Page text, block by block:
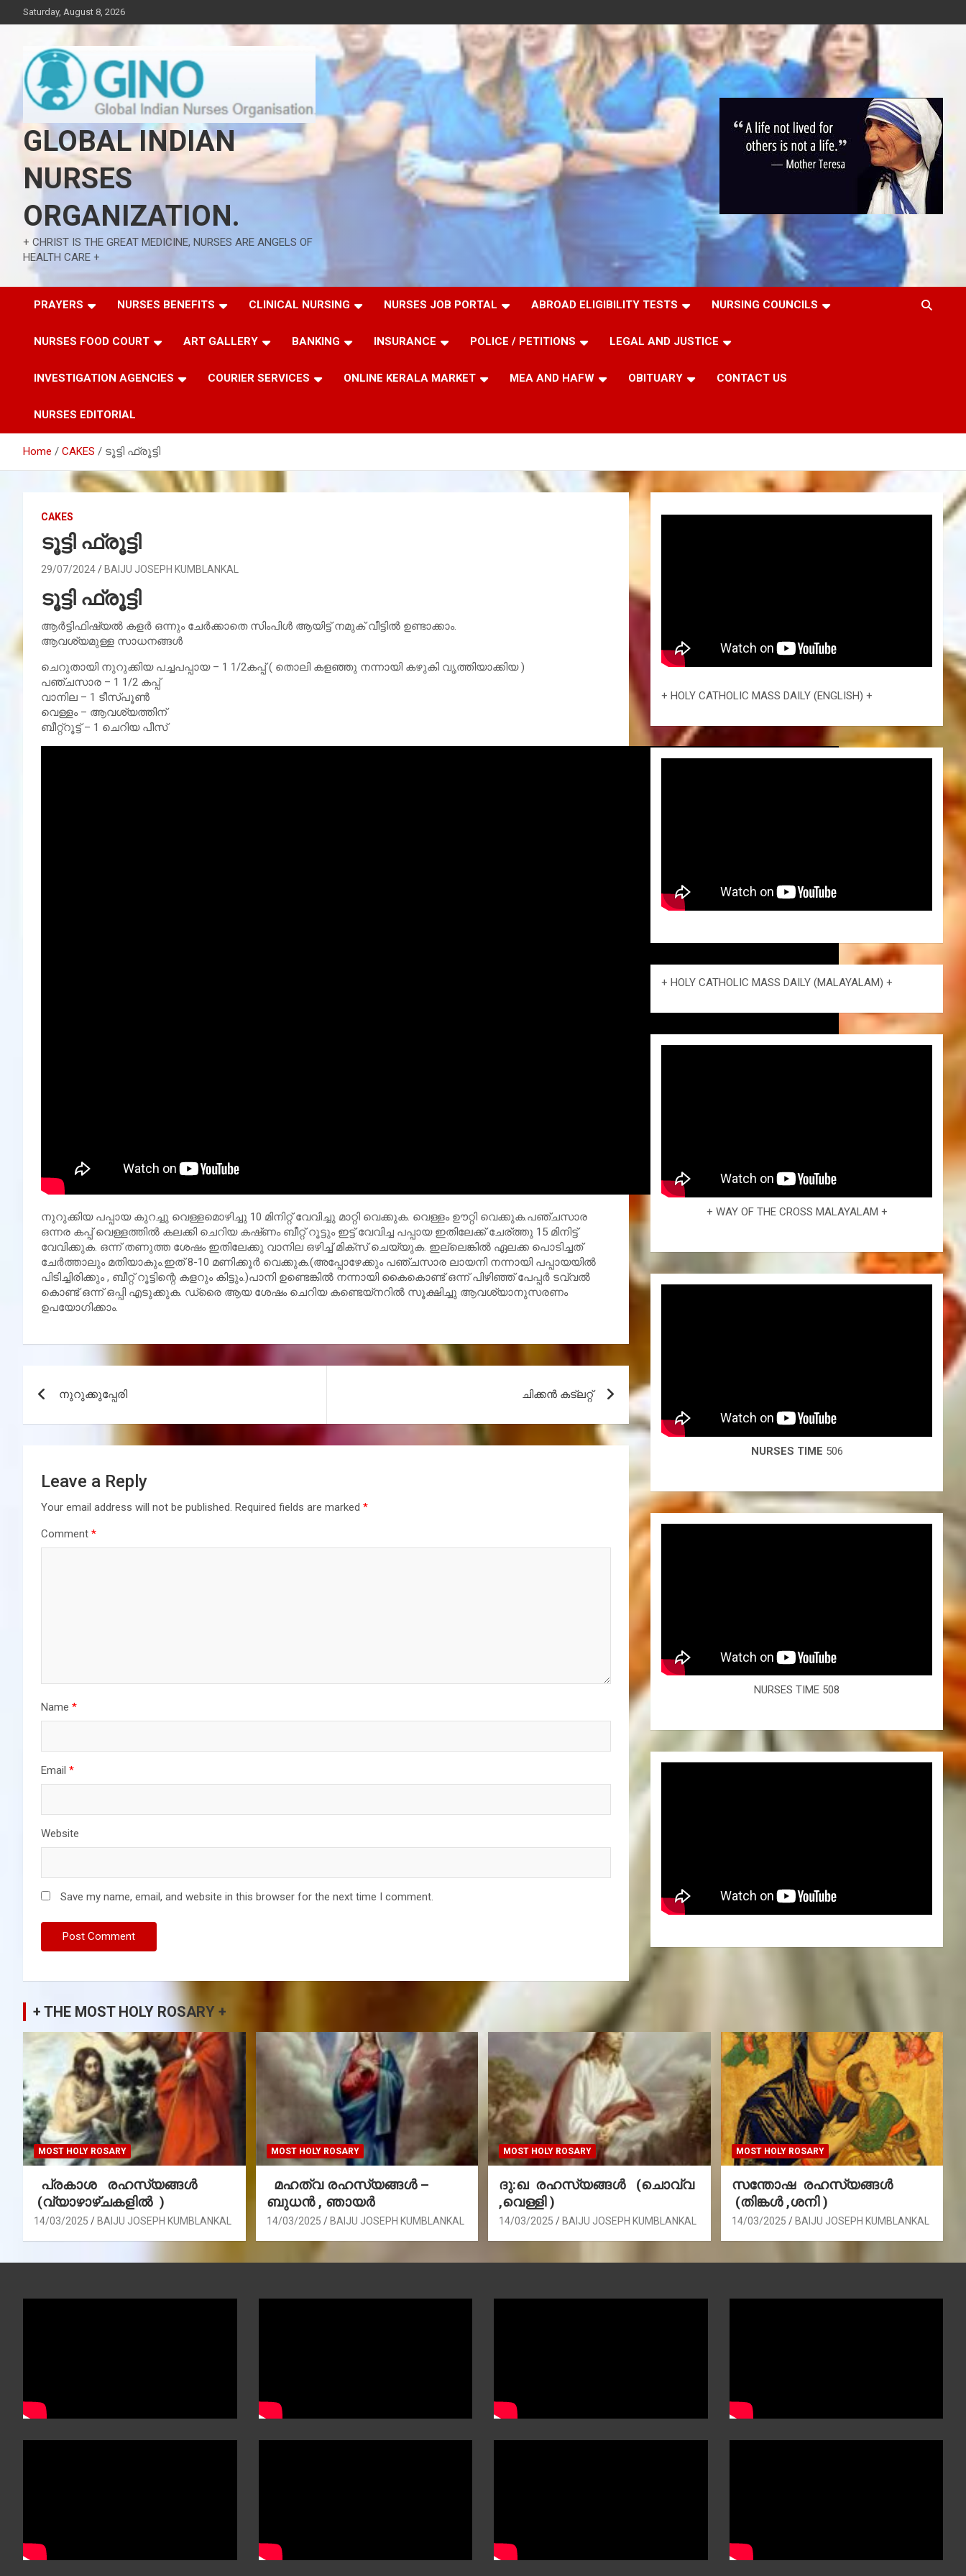
to
Saturday, August 8, 2026
GLOBAL INDIAN
NURSES
ORGANIZATION.
+ CHRIST IS THE GREAT MEDICINE, NURSES ARE ANGELS OF
HEALTH CARE +
PRAYERS NURSES BENEFITS CLINICAL NURSING NURSES JOB PORTAL ABROAD ELIGIBILITY TESTS NURSING COUNCILS
NURSES FOOD COURT ART GALLERY BANKING INSURANCE POLICE / PETITIONS LEGAL AND JUSTICE
INVESTIGATION AGENCIES COURIER SERVICES ONLINE KERALA MARKET MEA AND HAFW OBITUARY CONTACT US
NURSES EDITORIAL
Home CAKES ടൂട്ടി ഫ്രൂട്ടി
CAKES
ടൂട്ടി ഫ്രൂട്ടി
29/07/2024 BAIJU JOSEPH KUMBLANKAL
ടൂട്ടി ഫ്രൂട്ടി
ആർട്ടിഫിഷ്യൽ കളർ ഒന്നും ചേർക്കാതെ സിംപിൾ ആയിട്ട് നമുക് വീട്ടിൽ ഉണ്ടാക്കാം.
ആവശ്യമുള്ള സാധനങ്ങൾ
ചെറുതായി നുറുക്കിയ പച്ചപപ്പായ – 1 1/2കപ്പ് ( തൊലി കളഞ്ഞു നന്നായി കഴുകി വൃത്തിയാക്കിയ )
പഞ്ചസാര – 1 1/2 കപ്പ്
വാനില – 1 ടീസ്പൂൺ
വെള്ളം – ആവശ്യത്തിന്
ബീറ്റ്റൂട്ട് – 1 ചെറിയ പീസ്
നുറുക്കിയ പപ്പായ കുറച്ചു വെള്ളമൊഴിച്ചു 10 മിനിറ്റ് വേവിച്ചു മാറ്റി വെക്കുക. വെള്ളം ഊറ്റി വെക്കുക.പഞ്ചസാര
ഒന്നര കപ്പ് വെള്ളത്തിൽ കലക്കി ചെറിയ കഷ്‌ണം ബീറ്റ്‌ റൂട്ടും ഇട്ട് വേവിച്ച പപ്പായ ഇതിലേക്ക് ചേര്ത്തു 15 മിനിട്ട്‌
വേവിക്കുക. ഒന്ന് തണുത്ത ശേഷം ഇതിലേക്കു വാനില ഒഴിച്ച് മിക്സ് ചെയ്യുക. ഇല്ലെങ്കിൽ ഏലക്ക പൊടിച്ചത്
ചേർത്താലും മതിയാകും.ഇത് 8-10 മണിക്കൂർ വെക്കുക.(അപ്പോഴേക്കും പഞ്ചസാര ലായനി നന്നായി പപ്പായയിൽ
പിടിച്ചിരിക്കും , ബീറ്റ് റൂട്ടിന്റെ കളറും കിട്ടും.)പാനി ഉണ്ടെങ്കിൽ നന്നായി കൈകൊണ്ട് ഒന്ന് പിഴിഞ്ഞ് പേപ്പർ ടവ്വൽ
കൊണ്ട് ഒന്ന് ഒപ്പി എടുക്കുക. ഡ്രൈ ആയ ശേഷം ചെറിയ കണ്ടെയ്നറിൽ സൂക്ഷിച്ചു ആവശ്യാനുസരണം
ഉപയോഗിക്കാം.
navigation
നുറുക്കുപ്പേരി ചിക്കൻ കട്ലറ്റ്
Leave a Reply
Your email address will not be published. Required fields are marked *
Comment *
Name *
Email *
Website
Save my name, email, and website in this browser for the next time I comment.
+ HOLY CATHOLIC MASS DAILY (ENGLISH) +
+ HOLY CATHOLIC MASS DAILY (MALAYALAM) +
+ WAY OF THE CROSS MALAYALAM +
NURSES TIME 506
NURSES TIME 508
+ THE MOST HOLY ROSARY +
MOST HOLY ROSARY
പ്രകാശ രഹസ്യങ്ങൾ
(വ്യാഴാഴ്ചകളിൽ )
14/03/2025 BAIJU JOSEPH KUMBLANKAL
MOST HOLY ROSARY
മഹത്വ രഹസ്യങ്ങള്‍ –
ബുധൻ , ഞായർ
14/03/2025 BAIJU JOSEPH KUMBLANKAL
MOST HOLY ROSARY
ദു:ഖ രഹസ്യങ്ങൾ (ചൊവ്വ
,വെള്ളി )
14/03/2025 BAIJU JOSEPH KUMBLANKAL
MOST HOLY ROSARY
സന്തോഷ രഹസ്യങ്ങൾ
(തിങ്കൾ ,ശനി )
14/03/2025 BAIJU JOSEPH KUMBLANKAL